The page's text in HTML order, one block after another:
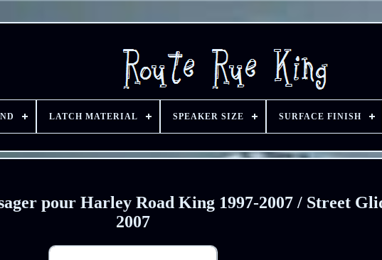
LATCH MATERIAL SPEAKER SIZE SURFACE FINISH
pour Harley Road King 1997-2007 / Street
2007